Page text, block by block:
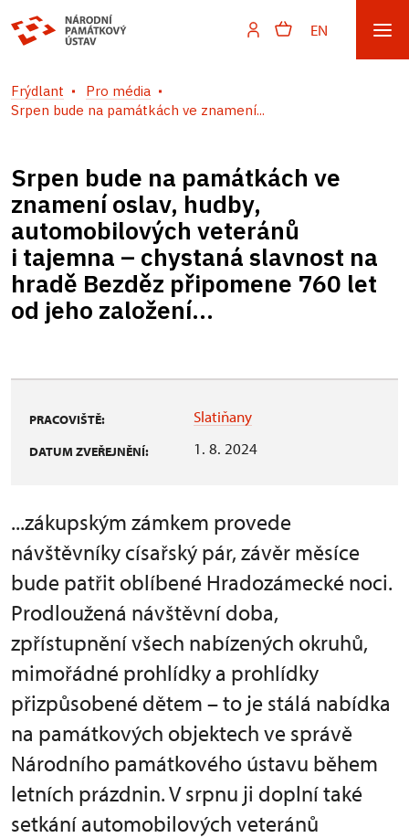
EN
Frýdlant
Pro média
Srpen bude na památkách ve znamení...
Srpen bude na památkách ve
znamení oslav, hudby,
automobilových veteránů
i tajemna – chystaná slavnost na
hradě Bezděz připomene 760 let
od jeho založení...
PRACOVIŠTĚ: Slatiňany
DATUM ZVEŘEJNĚNÍ: 1. 8. 2024
...zákupským zámkem provede
návštěvníky císařský pár, závěr měsíce
bude patřit oblíbené Hradozámecké noci.
Prodloužená návštěvní doba,
zpřístupnění všech nabízených okruhů,
mimořádné prohlídky a prohlídky
přizpůsobené dětem – to je stálá nabídka
na památkových objektech ve správě
Národního památkového ústavu během
letních prázdnin. V srpnu ji doplní také
setkání automobilových veteránů